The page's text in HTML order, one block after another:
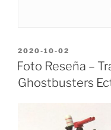
POSTED
ON
2020-10-02
Foto Reseña –
Ghostbusters